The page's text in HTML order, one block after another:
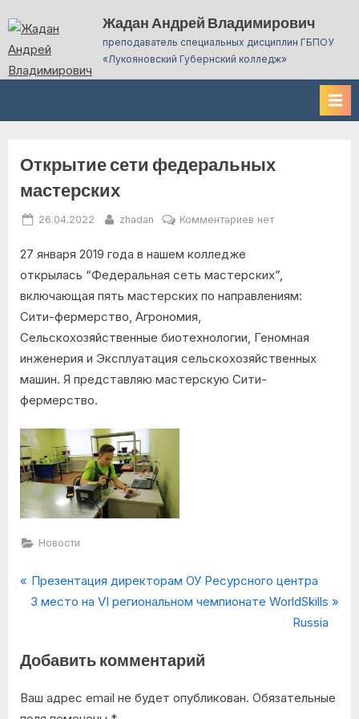
to
content
Жадан Андрей Владимирович
преподаватель специальных дисциплин ГБПОУ
«Лукояновский Губернский колледж»
Открытие сети федеральных
мастерских
Posted
26.04.2022 By
zhadan Комментариев к
сети
нет
27 января 2019 года в нашем колледже
открылась “Федеральная сеть мастерских”,
включающая пять мастерских по направлениям:
Сити-фермерство, Агрономия,
Сельскохозяйственные биотехнологии, Геномная
инженерия и Эксплуатация сельскохозяйственных
машин. Я представляю мастерскую Сити-
фермерство.
Новости
Навигация
записям
P
r
i
u
Презентация директорам ОУ Ресурсного центра
N
t
o
3 место на VI региональном чемпионате WorldSkills
Russia
Добавить комментарий
Ваш адрес email не будет опубликован. Обязательные